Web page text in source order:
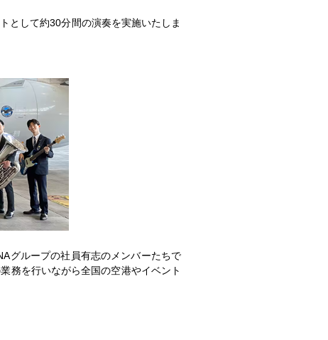
として約30分間の演奏を実施いたしま
グループの社員有志のメンバーたちで
務を行いながら全国の空港やイベント